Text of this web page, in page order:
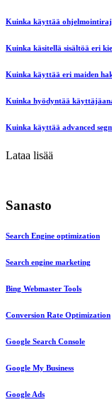
Kuinka käyttää
Kuinka käsitellä sisältöä eri
Kuinka käyttää eri maiden
Kuinka hyödyntää
Kuinka käyttää advanced
Lataa lisää
Sanasto
Search Engine optimization
Search engine marketing
Bing Webmaster Tools
Conversion Rate Optimization
Google Search Console
Google My Business
Google Ads